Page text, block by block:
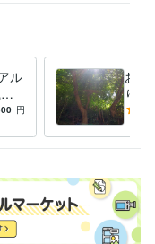
は一切しておりませ
ル
根
円
お悩
り
チュ